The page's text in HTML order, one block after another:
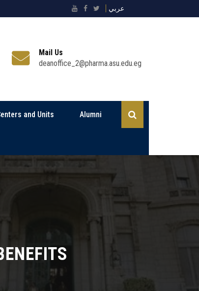
عربي
Mail Us
deanoffice_2@pharma.asu.edu.eg
and Units Alumni